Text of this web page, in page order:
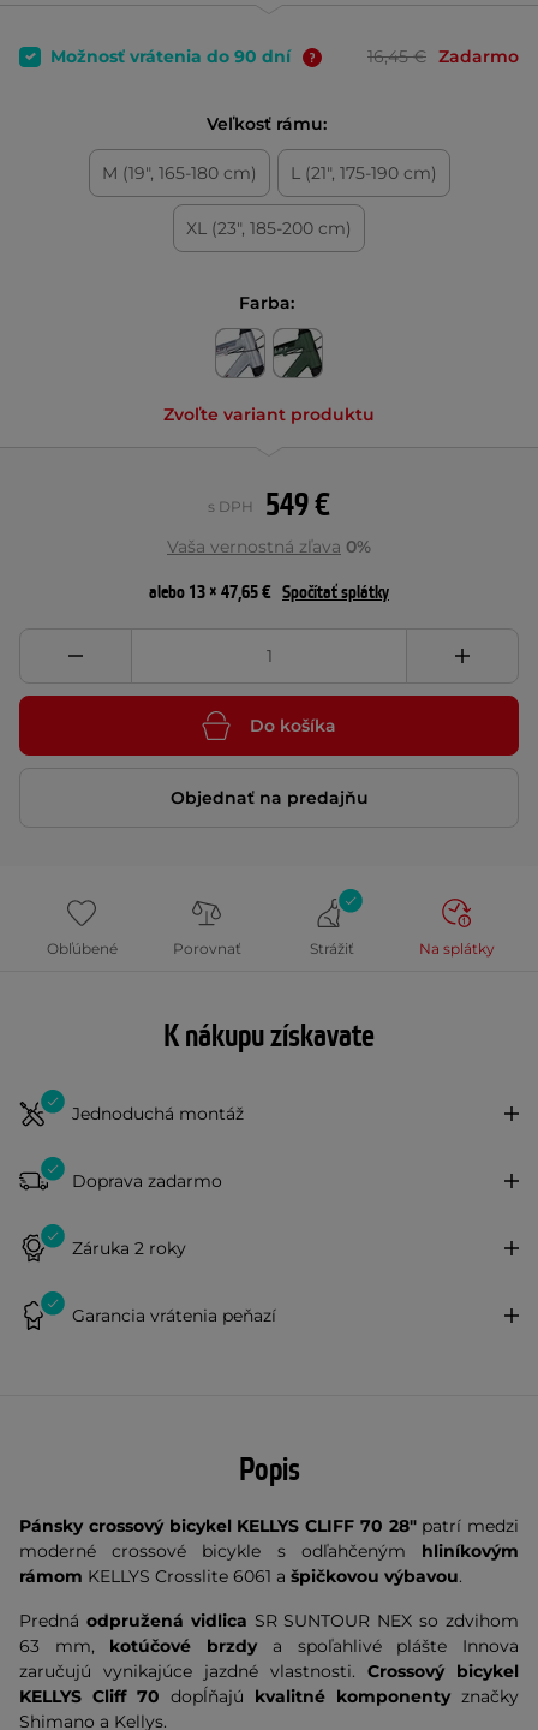
Možnosť vrátenia do 90 dní 16,45 € Zadarmo
Veľkosť rámu:
M (19", 165-180 cm) L (21", 175-190 cm)
XL (23", 185-200 cm)
Farba:
Zvoľte variant produktu
549 €
s DPH
Vaša vernostná zľava 0%
alebo 13 × 47,65 € Spočítať splátky
Do košíka
Objednať na predajňu
Obľúbené Porovnať Strážiť Na splátky
K nákupu získavate
Jednoduchá montáž
Doprava zadarmo
Záruka 2 roky
Garancia vrátenia peňazí
Popis
Pánsky crossový bicykel KELLYS CLIFF 70 28" patrí medzi
moderné crossové bicykle s odľahčeným hliníkovým
rámom KELLYS Crosslite 6061 a špičkovou výbavou.
Predná odpružená vidlica SR SUNTOUR NEX so zdvihom
63 mm, kotúčové brzdya spoľahlivé plášte Innova
zaručujú vynikajúce jazdné vlastnosti. Crossový bicykel
KELLYS Cliff 70 dopĺňajú kvalitné komponentyznačky
Shimano a Kellys.